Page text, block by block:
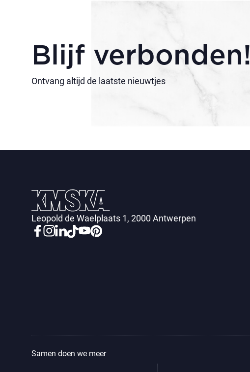
Blijf verbonden!
Ontvang altijd de laatste nieuwtjes
Leopold de Waelplaats 1, 2000 Antwerpen
Samen doen we meer